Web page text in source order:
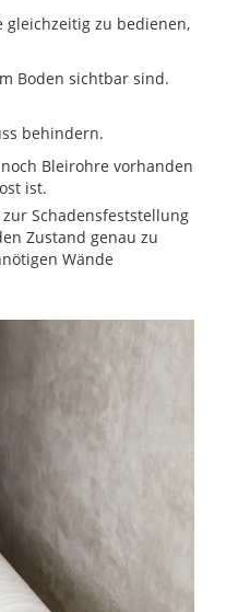
zu bedienen,
Boden sichtbar sind.
behindern.
Bleirohre vorhanden
ist.
Schadensfeststellung
Zustand genau zu
Wände